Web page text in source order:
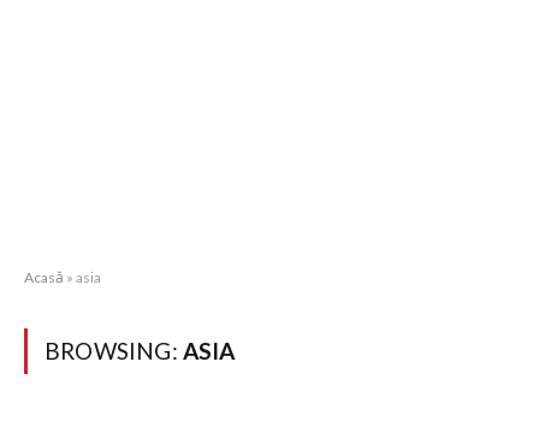
Acasă » asia
BROWSING: ASIA